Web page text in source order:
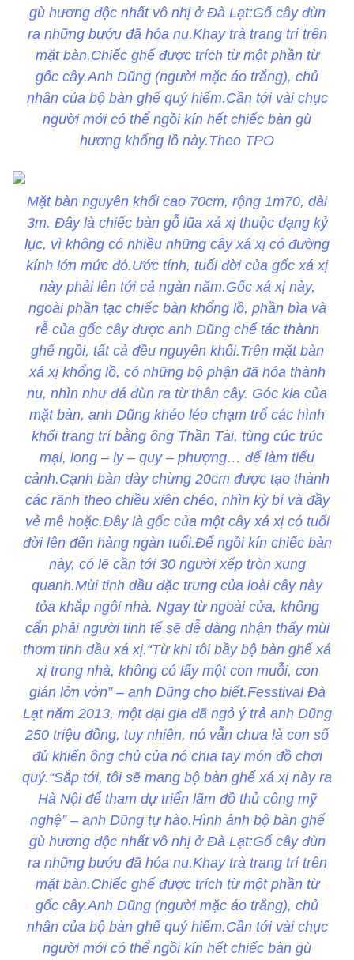
gù hương độc nhất vô nhị ở Đà Lạt:Gố cây đùn
ra những bướu đã hóa nu.Khay trà trang trí trên
mặt bàn.Chiếc ghế được trích từ một phần từ
gốc cây.Anh Dũng (người mặc áo trắng), chủ
nhân của bộ bàn ghế quý hiếm.Cần tới vài chục
người mới có thể ngồi kín hết chiếc bàn gù
hương khổng lồ này.Theo TPO
Mặt bàn nguyên khối cao 70cm, rộng 1m70, dài
3m. Đây là chiếc bàn gỗ lũa xá xị thuộc dạng kỷ
lục, vì không có nhiều những cây xá xị có đường
kính lớn mức đó.Ước tính, tuổi đời của gốc xá xị
này phải lên tới cả ngàn năm.Gốc xá xị này,
ngoài phần tạc chiếc bàn khổng lồ, phần bìa và
rễ của gốc cây được anh Dũng chế tác thành
ghế ngồi, tất cả đều nguyên khối.Trên mặt bàn
xá xị khổng lồ, có những bộ phận đã hóa thành
nu, nhìn như đá đùn ra từ thân cây. Góc kia của
mặt bàn, anh Dũng khéo léo chạm trổ các hình
khối trang trí bằng ông Thần Tài, tùng cúc trúc
mại, long – ly – quy – phượng… để làm tiểu
cảnh.Cạnh bàn dày chừng 20cm được tạo thành
các rãnh theo chiều xiên chéo, nhìn kỳ bí và đầy
vẻ mê hoặc.Đây là gốc của một cây xá xị có tuổi
đời lên đến hàng ngàn tuổi.Để ngồi kín chiếc bàn
này, có lẽ cần tới 30 người xếp tròn xung
quanh.Mùi tinh dầu đặc trưng của loài cây này
tỏa khắp ngôi nhà. Ngay từ ngoài cửa, không
cẩn phải người tinh tế sẽ dễ dàng nhận thấy mùi
thơm tinh dầu xá xị.“Từ khi tôi bầy bộ bàn ghế xá
xị trong nhà, không có lấy một con muỗi, con
gián lởn vởn” – anh Dũng cho biết.Fesstival Đà
Lạt năm 2013, một đại gia đã ngỏ ý trả anh Dũng
250 triệu đồng, tuy nhiên, nó vẫn chưa là con số
đủ khiến ông chủ của nó chia tay món đồ chơi
quý.“Sắp tới, tôi sẽ mang bộ bàn ghế xá xị này ra
Hà Nội để tham dự triển lãm đồ thủ công mỹ
nghệ” – anh Dũng tự hào.Hình ảnh bộ bàn ghế
gù hương độc nhất vô nhị ở Đà Lạt:Gố cây đùn
ra những bướu đã hóa nu.Khay trà trang trí trên
mặt bàn.Chiếc ghế được trích từ một phần từ
gốc cây.Anh Dũng (người mặc áo trắng), chủ
nhân của bộ bàn ghế quý hiếm.Cần tới vài chục
người mới có thể ngồi kín hết chiếc bàn gù